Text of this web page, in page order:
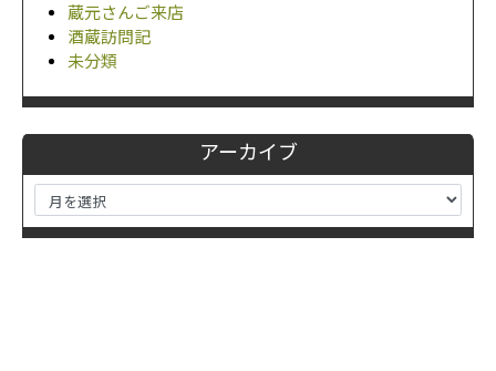
蔵元さんご来店
酒蔵訪問記
未分類
アーカイブ